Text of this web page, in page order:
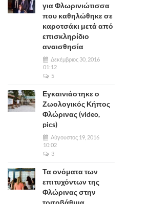
για Φλωρινιώτισσα
που καθηλώθηκε σε
καροτσάκι μετά από
επισκληρίδιο
αναισθησία
Δεκέμβριος 30, 2016
01:12
5
Εγκαινιάστηκε ο
Ζωολογικός Κήπος
Φλώρινας (video,
pics)
Αύγουστος 19, 2016
10:02
3
Τα ονόματα των
επιτυχόντων της
Φλώρινας στην
τριτοβάθμια